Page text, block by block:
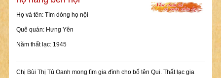
Họ và tên: Tìm dòng họ nội
Quê quán: Hưng Yên
Năm thất lạc: 1945
Chị Bùi Thị Tú Oanh mong tìm gia đình cho bố tên Qui. Thất lạc gia